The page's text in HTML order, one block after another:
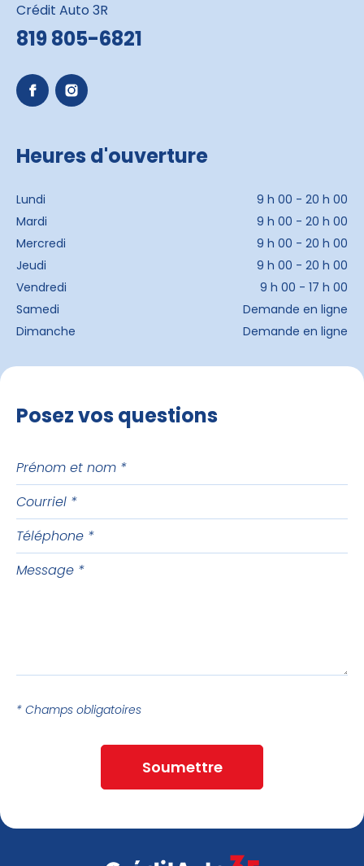
Crédit Auto 3R
819 805-6821
Heures d'ouverture
Lundi
9 h 00 - 20 h 00
Mardi
9 h 00 - 20 h 00
Mercredi
9 h 00 - 20 h 00
Jeudi
9 h 00 - 20 h 00
Vendredi
9 h 00 - 17 h 00
Samedi
Demande en ligne
Dimanche
Demande en ligne
Posez vos questions
Prénom
nom
Courriel
Téléphone
Message
* Champs obligatoires
Soumettre